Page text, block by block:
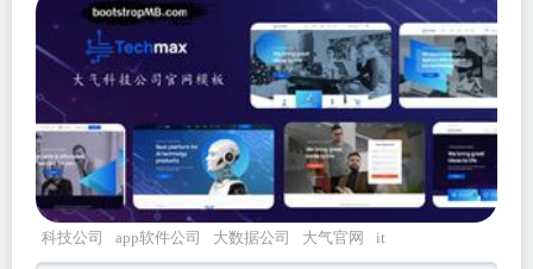
科技公司 app软件公司 大数据公司 大气官网
it
服务